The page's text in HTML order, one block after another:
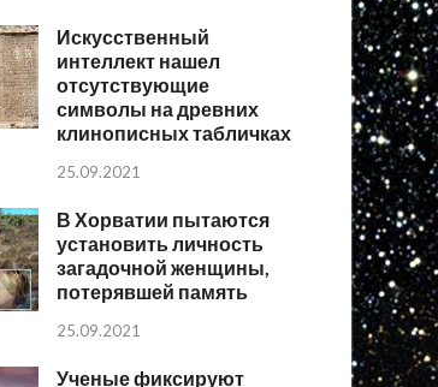
Искусственный
интеллект нашел
отсутствующие
символы на древних
клинописных табличках
25.09.2021
В Хорватии пытаются
установить личность
загадочной женщины,
потерявшей память
25.09.2021
Ученые фиксируют